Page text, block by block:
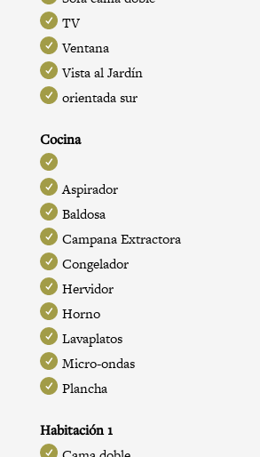
TV
Ventana
Vista al Jardín
orientada sur
Cocina
Aspirador
Baldosa
Campana Extractora
Congelador
Hervidor
Horno
Lavaplatos
Micro-ondas
Plancha
Habitación 1